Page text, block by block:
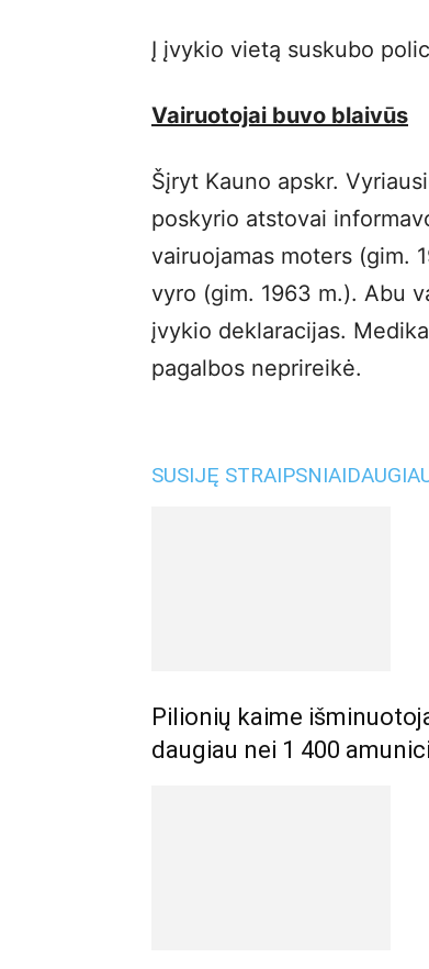
Į įvykio vietą suskubo
Vairuotojai buvo blaivūs
Šįryt Kauno apskr.
poskyrio atstovai
vairuojamas moters (gim.
vyro (gim. 1963 m.). Abu
įvykio deklaracijas.
pagalbos neprireikė.
SUSIJĘ STRAIPSNIAI
Pilionių kaime
daugiau nei 1 400